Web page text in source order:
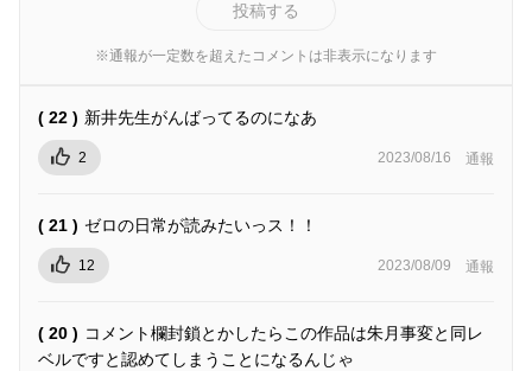
投稿する
※通報が一定数を超えたコメントは非表示になります
( 22 ) 新井先生がんばってるのになあ
2 2023/08/16 通報
( 21 ) ゼロの日常が読みたいっス！！
12 2023/08/09 通報
( 20 ) コメント欄封鎖とかしたらこの作品は朱月事変と同レ
ベルですと認めてしまうことになるんじゃ